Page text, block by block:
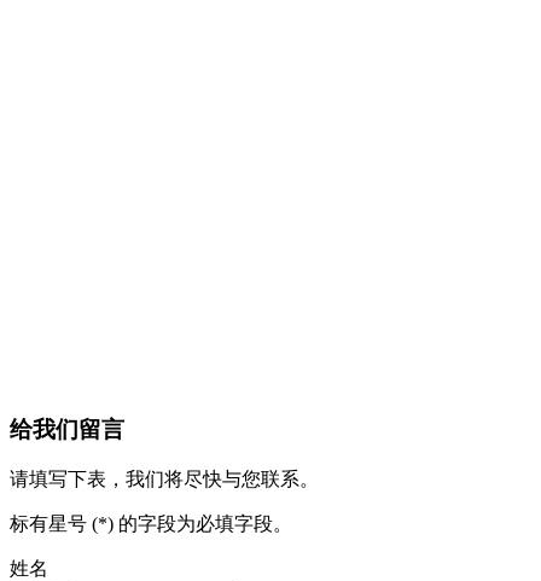
给我们留言
请填写下表，我们将尽快与您联系。
标有星号 (*) 的字段为必填字段。
姓名